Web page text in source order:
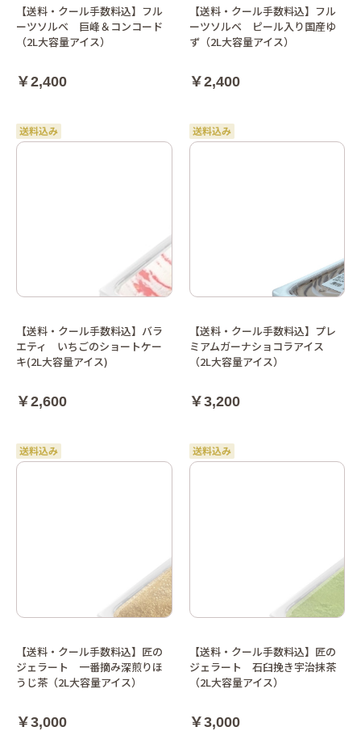
【送料・クール手数料込】フル
ーツソルベ 巨峰＆コンコード
（2L大容量アイス）
￥2,400
【送料・クール手数料込】フル
ーツソルベ ピール入り国産ゆ
ず（2L大容量アイス）
￥2,400
【送料・クール手数料込】バラ
エティ いちごのショートケー
キ(2L大容量アイス)
￥2,600
【送料・クール手数料込】プレ
ミアムガーナショコラアイス
（2L大容量アイス）
￥3,200
【送料・クール手数料込】匠の
ジェラート 一番摘み深煎りほ
うじ茶（2L大容量アイス）
￥3,000
【送料・クール手数料込】匠の
ジェラート 石臼挽き宇治抹茶
（2L大容量アイス）
￥3,000